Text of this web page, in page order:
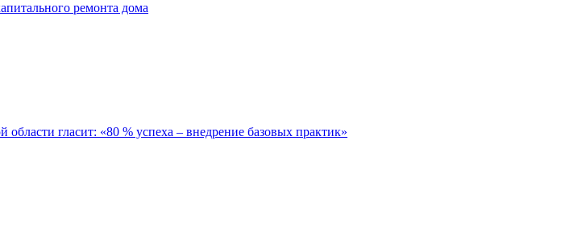
ремонта дома
гласит: «80 % успеха – внедрение базовых практик»